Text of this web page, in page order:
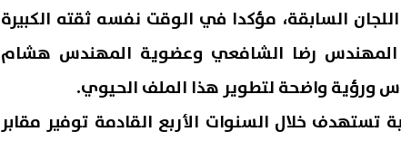
السابقة، مؤكدا في الوقت نفسه ثقته الكبيرة
المهندس رضا الشافعي وعضوية المهندس هشام
ورؤية واضحة لتطوير هذا الملف الحيوي.
تستهدف خلال السنوات الأربع القادمة توفير مقابر